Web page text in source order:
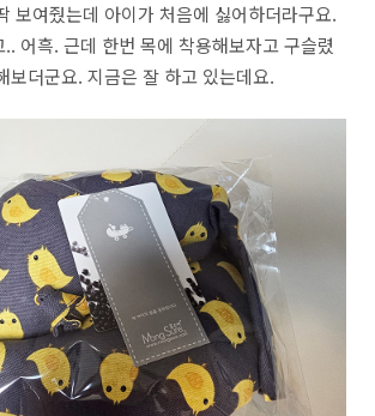
보여줬는데 아이가 처음에 싫어하더라구요.
어흑. 근데 한번 목에 착용해보자고 구슬렸
보더군요. 지금은 잘 하고 있는데요.